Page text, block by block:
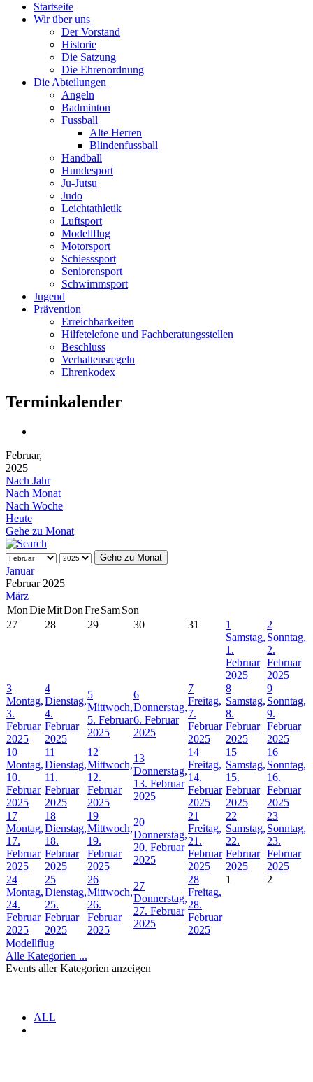
Startseite
Wir über uns
Der Vorstand
Historie
Die Satzung
Die Ehrenordnung
Die Abteilungen
Angeln
Badminton
Fussball
Alte Herren
Blindenfussball
Handball
Hundesport
Ju-Jutsu
Judo
Leichtathletik
Luftsport
Modellflug
Motorsport
Schiesssport
Seniorensport
Schwimmsport
Jugend
Prävention
Erreichbarkeiten
Hilfetelefone und Fachberatungsstellen
Beschluss
Verhaltensregeln
Ehrenkodex
Terminkalender
Februar,
2025
Nach Jahr
Nach Monat
Nach Woche
Heute
Gehe zu Monat
Gehe zu Monat
Januar
Februar 2025
März
MonDieMitDonFreSamSon
27
28 29 30 31
1
Samstag,
1.
Februar
2025
2
Sonntag,
2.
Februar
2025
3
Montag,
3.
Februar
2025
4
Dienstag,
4.
Februar
2025
5
Mittwoch,
5. Februar
2025
6
Donnerstag,
6. Februar
2025
7
Freitag,
7.
Februar
2025
8
Samstag,
8.
Februar
2025
9
Sonntag,
9.
Februar
2025
10
Montag,
10.
Februar
2025
11
Dienstag,
11.
Februar
2025
12
Mittwoch,
12.
Februar
2025
13
Donnerstag,
13. Februar
2025
14
Freitag,
14.
Februar
2025
15
Samstag,
15.
Februar
2025
16
Sonntag,
16.
Februar
2025
17
Montag,
17.
Februar
2025
18
Dienstag,
18.
Februar
2025
19
Mittwoch,
19.
Februar
2025
20
Donnerstag,
20. Februar
2025
21
Freitag,
21.
Februar
2025
22
Samstag,
22.
Februar
2025
23
Sonntag,
23.
Februar
2025
24
Montag,
24.
Februar
2025
25
Dienstag,
25.
Februar
2025
26
Mittwoch,
26.
Februar
2025
27
Donnerstag,
27. Februar
2025
28
Freitag,
28.
Februar
2025
1 2
Modellflug
Alle Kategorien ...
Events aller Kategorien anzeigen
ALL